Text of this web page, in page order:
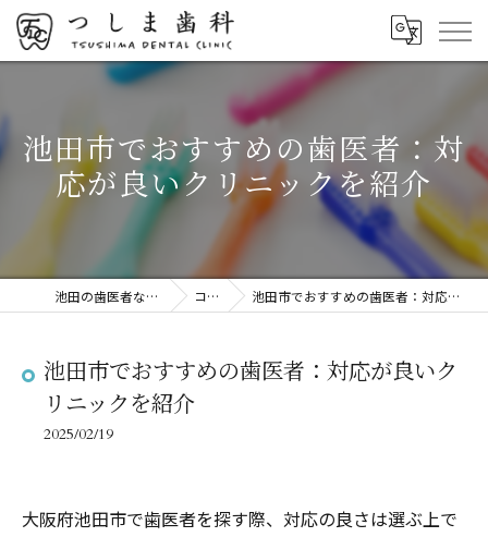
池田市でおすすめの歯医者：対
応が良いクリニックを紹介
池田の歯医者ならつしま歯科 コラム 池田市でおすすめの歯医者：対応が良いクリニックを紹介
池田市でおすすめの歯医者：対応が良いク
リニックを紹介
2025/02/19
大阪府池田市で歯医者を探す際、対応の良さは選ぶ上で